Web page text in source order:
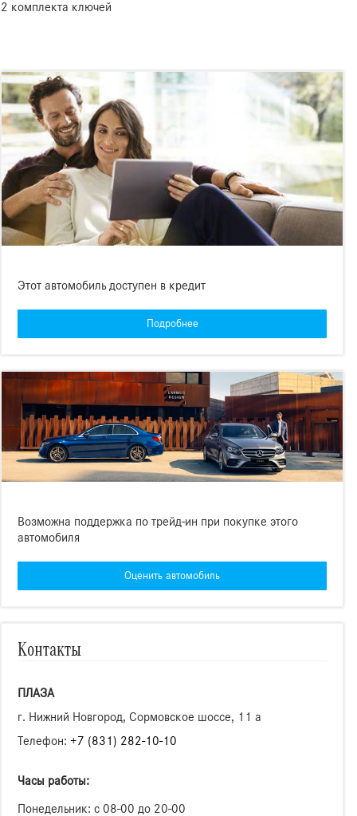
2 комплекта ключей
Этот автомобиль доступен в кредит
Подробнее
Возможна поддержка по трейд-ин при покупке этого
автомобиля
Оценить автомобиль
Контакты
ПЛАЗА
г. Нижний Новгород, Сормовское шоссе, 11 а
Телефон: +7 (831) 282-10-10
Часы работы:
Понедельник: с 08-00 до 20-00